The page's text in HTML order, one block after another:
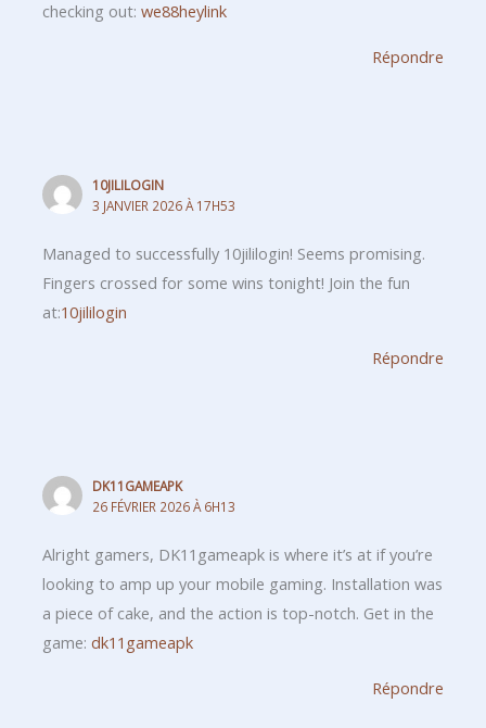
checking out:we88heylink
Répondre
10JILILOGIN
3 JANVIER 2026 À 17H53
Managed to successfully 10jililogin! Seems promising.
Fingers crossed for some wins tonight! Join the fun
at:10jililogin
Répondre
DK11GAMEAPK
26 FÉVRIER 2026 À 6H13
Alright gamers, DK11gameapk is where it’s at if you’re
looking to amp up your mobile gaming. Installation was
a piece of cake, and the action is top-notch. Get in the
game:dk11gameapk
Répondre